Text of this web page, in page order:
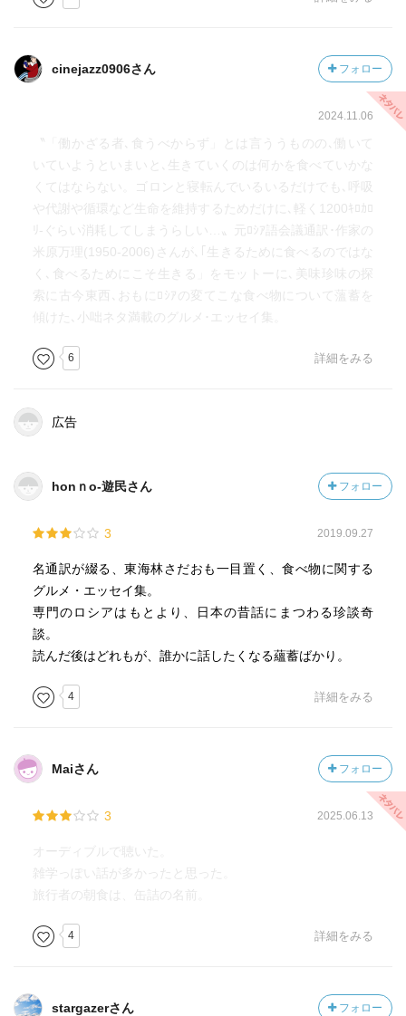
cinejazz0906さん フォロー
2024.11.06
〝「働かざる者､食うべからず」とは言ううものの､働いて
いていようといまいと､生きていくのは何かを食べていかな
くてはならない。ゴロンと寝転んでいるいるだけでも､呼吸
や代謝や循環など生命を維持するためだけに､軽く1200ｷﾛｶﾛ
ﾘ-ぐらい消耗してしまうらしい…〟元ﾛｼｱ語会議通訳･作家の
米原万理(1950-2006)さんが､｢生きるために食べるのではな
く､食べるためにこそ生きる」をモットーに､美味珍味の探
索に古今東西､おもにﾛｼｱの変てこな食べ物について薀蓄を
傾けた､小咄ネタ満載のグルメ･エッセイ集。
6 詳細をみる
広告
honｎo-遊民さん フォロー
3 2019.09.27
名通訳が綴る、東海林さだおも一目置く、食べ物に関する
グルメ・エッセイ集。
専門のロシアはもとより、日本の昔話にまつわる珍談奇
談。
読んだ後はどれもが、誰かに話したくなる蘊蓄ばかり。
4 詳細をみる
Maiさん フォロー
3 2025.06.13
オーディブルで聴いた。
雑学っぽい話が多かったと思った。
旅行者の朝食は、缶詰の名前。
4 詳細をみる
stargazerさん フォロー